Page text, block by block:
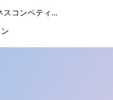
スコンペティ...